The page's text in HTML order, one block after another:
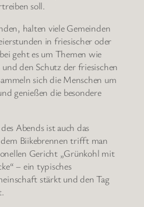
soll.
halten viele Gemeinden
in friesischer oder
geht es um Themen wie
den Schutz der friesischen
sich die Menschen um
genießen die besondere
Abends ist auch das
dem Biikebrennen trifft man
Gericht „Grünkohl mit
– ein typisches
stärkt und den Tag